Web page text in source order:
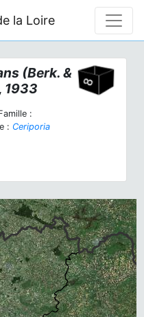
la Loire
(Berk. &
1933
:
: Ceriporia